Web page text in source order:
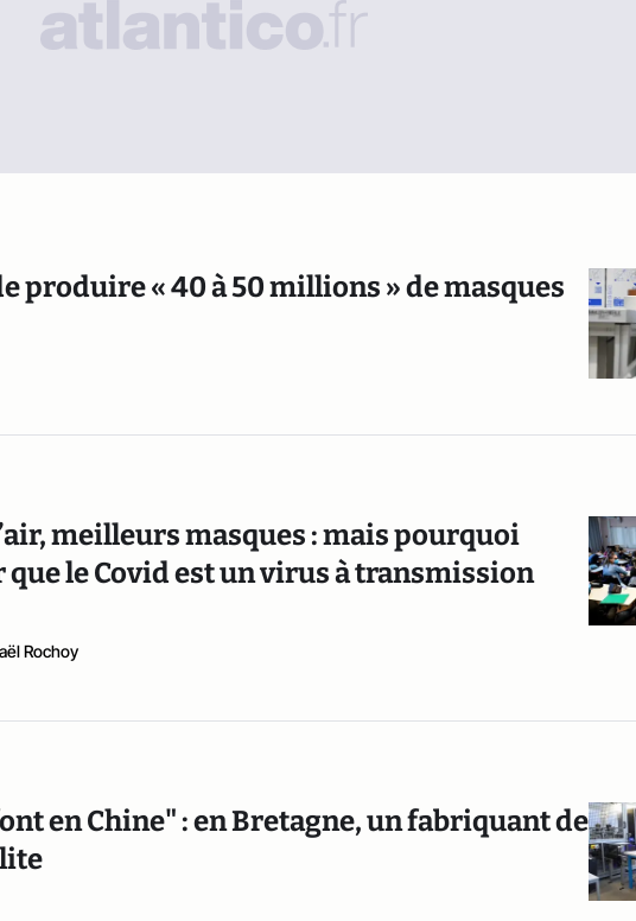
produire « 40 à 50 millions » de masques
meilleurs masques : mais pourquoi
le Covid est un virus à transmission
Rochoy
en Chine" : en Bretagne, un fabriquant de